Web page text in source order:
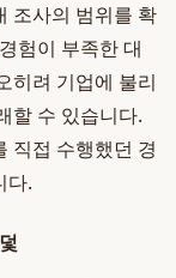
조사의 범위를 확
험이 부족한 대
히려 기업에 불리
할 수 있습니다.
직접 수행했던 경
다.